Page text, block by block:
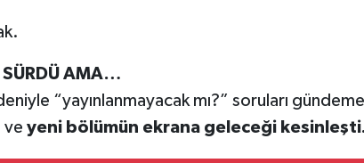
SÜRDÜ AMA…
“yayınlanmayacak mı?” soruları
ve yeni bölümün ekrana geleceği